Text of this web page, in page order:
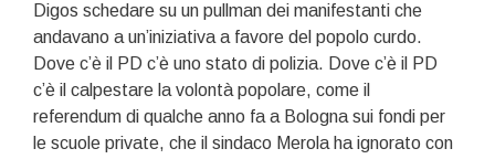
Digos schedare su un pullman dei manifestanti che
andavano a un’iniziativa a favore del popolo curdo.
Dove c’è il PD c’è uno stato di polizia. Dove c’è il PD
c’è il calpestare la volontà popolare, come il
referendum di qualche anno fa a Bologna sui fondi per
le scuole private, che il sindaco Merola ha ignorato con